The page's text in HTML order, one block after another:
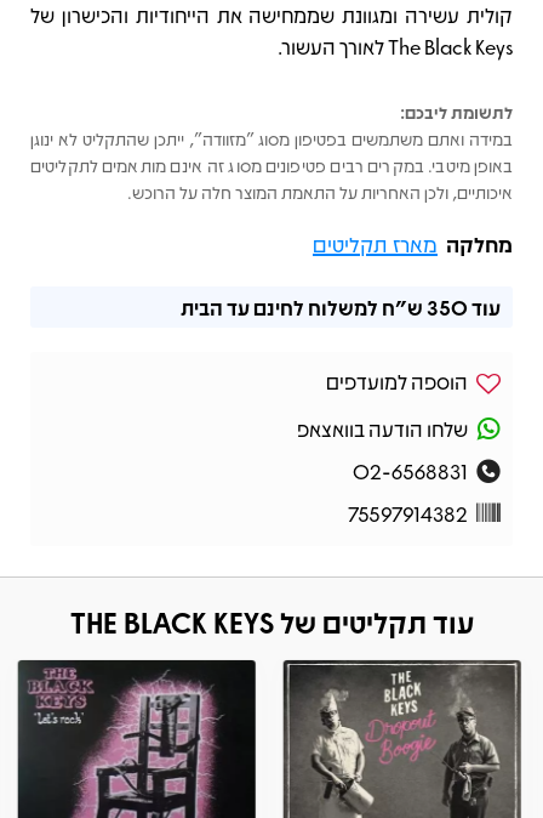
קולית עשירה ומגוונת שממחישה את הייחודיות והכישרון של
The Black Keys לאורך העשור.
לתשומת ליבכם:
במידה ואתם משתמשים בפטיפון מסוג "מזוודה", ייתכן שהתקליט לא ינוגן
באופן מיטבי. במקרים רבים פטיפונים מסוג זה אינם מותאמים לתקליטים
איכותיים, ולכן האחריות על התאמת המוצר חלה על הרוכש.
מחלקה מארז תקליטים
עוד350 ש"ח למשלוח לחינם עד הבית
הוספה למועדפים
שלחו הודעה בוואצאפ
02-6568831
75597914382
עוד תקליטים של THE BLACK KEYS